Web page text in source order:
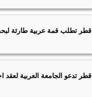
قطر تطلب قمة عربية طارئة
قطر تدعو الجامعة العربية